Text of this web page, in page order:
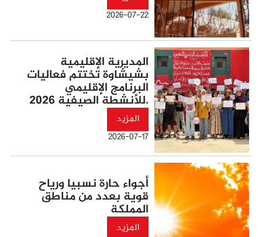
2026-07-22
المديرية الإقليمية
بشيشاوة تختتم فعاليات
البرنامج الإقليمي
للأنشطة الصيفية 2026.
المزيد
2026-07-17
أجواء حارة نسبيا ورياح
قوية بعدد من مناطق
المملكة
المزيد